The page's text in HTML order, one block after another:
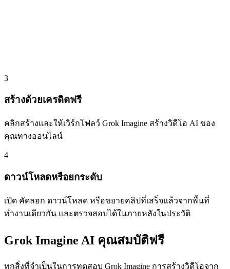
3
สร้างด้วยเครดิตฟรี
คลิกสร้างและให้เวิร์กโฟลว์ Grok Imagine สร้างวิดีโอ AI ของ
คุณทางออนไลน์
4
ดาวน์โหลดหรือยกระดับ
เปิด คัดลอก ดาวน์โหลด หรือขยายคลิปที่เสร็จแล้วจากพื้นที่
ทำงานเดียวกัน และตรวจสอบได้ในภายหลังในประวัติ
Grok Imagine AI คุณสมบัติฟรี
ทุกสิ่งที่จำเป็นในการทดสอบ Grok Imagine การสร้างวิดีโอจาก